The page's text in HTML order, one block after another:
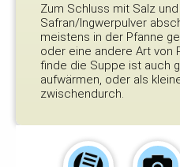
Zum Schluss mit Salz
Safran/Ingwerpulver
meistens in der Pfanne
oder eine andere Art von
finde die Suppe ist auch
aufwärmen, oder als
zwischendurch.